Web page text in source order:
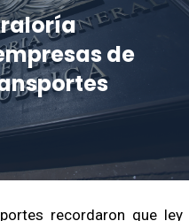
de
recordaron que ley